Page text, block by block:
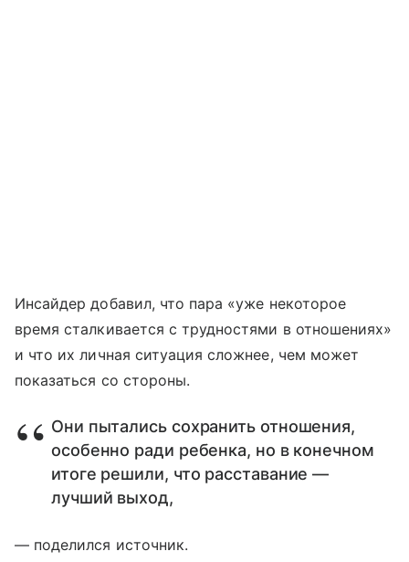
Инсайдер добавил, что пара «уже некоторое
время сталкивается с трудностями в отношениях»
и что их личная ситуация сложнее, чем может
показаться со стороны.
Они пытались сохранить отношения,
особенно ради ребенка, но в конечном
итоге решили, что расставание —
лучший выход,
— поделился источник.